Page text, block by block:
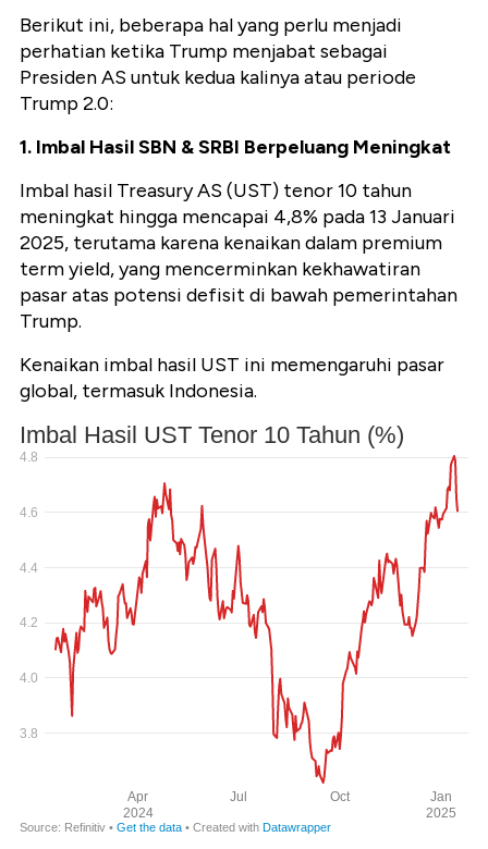
Berikut ini, beberapa hal yang perlu menjadi
perhatian ketika Trump menjabat sebagai
Presiden AS untuk kedua kalinya atau periode
Trump 2.0:
1. Imbal Hasil SBN & SRBI Berpeluang Meningkat
Imbal hasil Treasury AS (UST) tenor 10 tahun
meningkat hingga mencapai 4,8% pada 13 Januari
2025, terutama karena kenaikan dalam premium
term yield, yang mencerminkan kekhawatiran
pasar atas potensi defisit di bawah pemerintahan
Trump.
Kenaikan imbal hasil UST ini memengaruhi pasar
global, termasuk Indonesia.